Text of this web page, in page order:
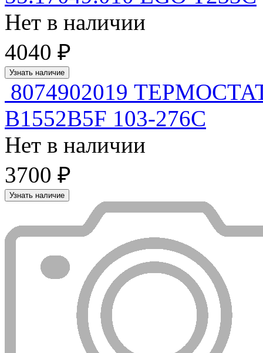
Нет в наличии
4040 ₽
Узнать наличие
8074902019
B1552B5F 103-276C
Нет в наличии
3700 ₽
Узнать наличие